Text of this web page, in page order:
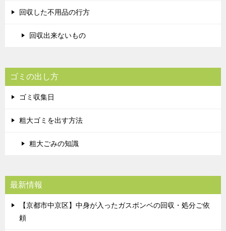
回収した不用品の行方
回収出来ないもの
ゴミの出し方
ゴミ収集日
粗大ゴミを出す方法
粗大ごみの知識
最新情報
【京都市中京区】中身が入ったガスボンベの回収・処分ご依
頼